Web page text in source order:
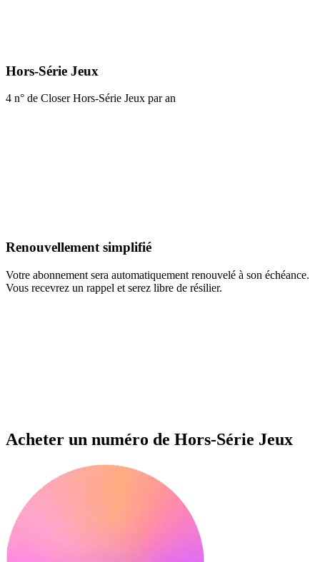
Hors-Série Jeux
4 n° de Closer Hors-Série Jeux par an
Renouvellement simplifié
Votre abonnement sera automatiquement renouvelé à son échéance.
Vous recevrez un rappel et serez libre de résilier.
Acheter un numéro de Hors-Série Jeux